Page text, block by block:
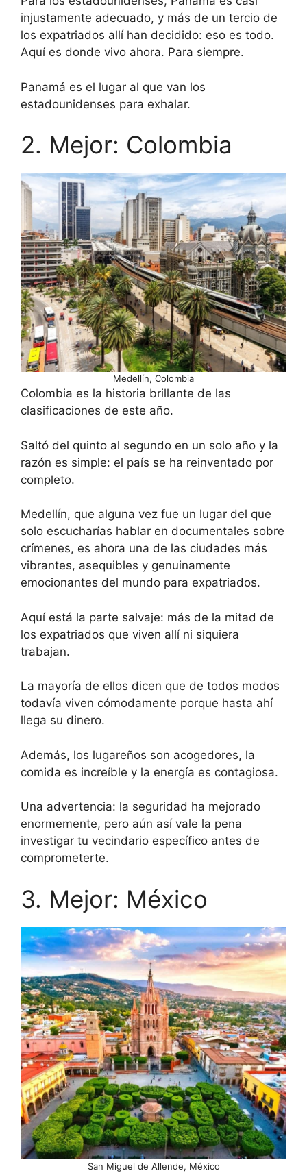
injustamente adecuado, y más de un tercio de
los expatriados allí han decidido: eso es todo.
Aquí es donde vivo ahora. Para siempre.
Panamá es el lugar al que van los
estadounidenses para exhalar.
2. Mejor: Colombia
Medellín, Colombia
Colombia es la historia brillante de las
clasificaciones de este año.
Saltó del quinto al segundo en un solo año y la
razón es simple: el país se ha reinventado por
completo.
Medellín, que alguna vez fue un lugar del que
solo escucharías hablar en documentales sobre
crímenes, es ahora una de las ciudades más
vibrantes, asequibles y genuinamente
emocionantes del mundo para expatriados.
Aquí está la parte salvaje: más de la mitad de
los expatriados que viven allí ni siquiera
trabajan.
La mayoría de ellos dicen que de todos modos
todavía viven cómodamente porque hasta ahí
llega su dinero.
Además, los lugareños son acogedores, la
comida es increíble y la energía es contagiosa.
Una advertencia: la seguridad ha mejorado
enormemente, pero aún así vale la pena
investigar tu vecindario específico antes de
comprometerte.
3. Mejor: México
San Miguel de Allende, México